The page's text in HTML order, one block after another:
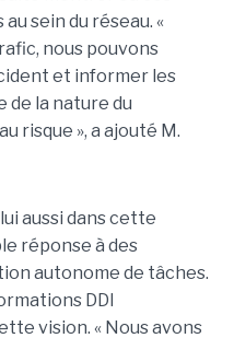
sein du réseau. «
nous pouvons
et informer les
de la nature du
risque », a ajouté M.
aussi dans cette
réponse à des
autonome de tâches.
DDI
vision. « Nous avons